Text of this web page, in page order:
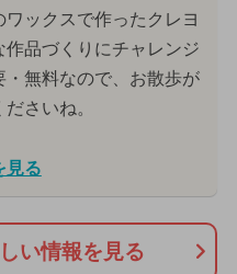
ックスで作ったクレヨ
品づくりにチャレンジ
無料なので、お散歩が
さいね。
見る
い情報を見る